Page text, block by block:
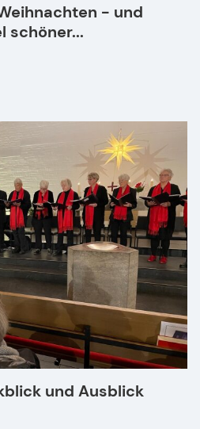
- und
schöner...
und Ausblick